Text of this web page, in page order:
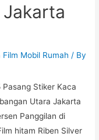
Mobil Rumah / By
Stiker Kaca
Utara Jakarta
Panggilan di
hitam Riben Silver